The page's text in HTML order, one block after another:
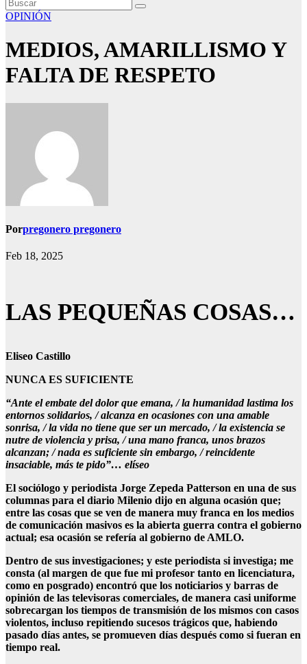
OPINIÓN
MEDIOS, AMARILLISMO Y
FALTA DE RESPETO
Porpregonero pregonero
Feb 18, 2025
LAS PEQUEÑAS COSAS…
Eliseo Castillo
NUNCA ES SUFICIENTE
“Ante el embate del dolor que emana, / la humanidad lastima los
entornos solidarios, / alcanza en ocasiones con una amable
sonrisa, / la vida no tiene que ser un mercado, / la existencia se
nutre de violencia y prisa, / una mano franca, unos brazos
alcanzan; / nada es suficiente sin embargo, / reincidente
insaciable, más te pido”… elíseo
El sociólogo y periodista Jorge Zepeda Patterson en una de sus
columnas para el diario Milenio dijo en alguna ocasión que;
entre las cosas que se ven de manera muy franca en los medios
de comunicación masivos es la abierta guerra contra el gobierno
actual; esa ocasión se refería al gobierno de AMLO.
Dentro de sus investigaciones; y este periodista si investiga; me
consta (al margen de que fue mi profesor tanto en licenciatura,
como en posgrado) encontró que los noticiarios y barras de
opinión de las televisoras comerciales, de manera casi uniforme
sobrecargan los tiempos de transmisión de los mismos con casos
violentos, incluso repitiendo sucesos trágicos que, habiendo
pasado días antes, se promueven días después como si fueran en
tiempo real.